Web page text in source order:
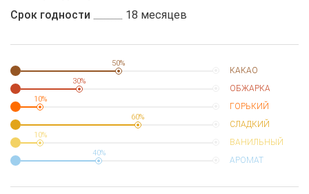
Срок годности
18 месяцев
50%
КАКАО
30%
ОБЖАРКА
10%
ГОРЬКИЙ
60%
СЛАДКИЙ
10%
ВАНИЛЬНЫЙ
40%
АРОМАТ